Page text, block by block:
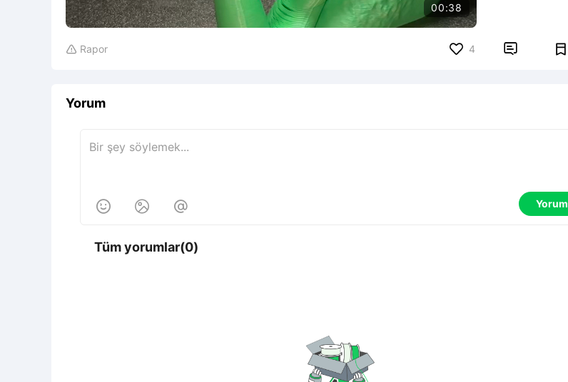
00:38
 Rapor 4 
Yorum
   Yorum
Tüm yorumlar(0)